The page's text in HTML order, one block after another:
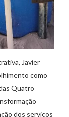
Javier
como
Quatro
dos serviços